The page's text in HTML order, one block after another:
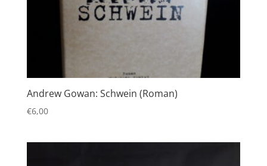
Andrew Gowan: Schwein (Roman)
€6,00